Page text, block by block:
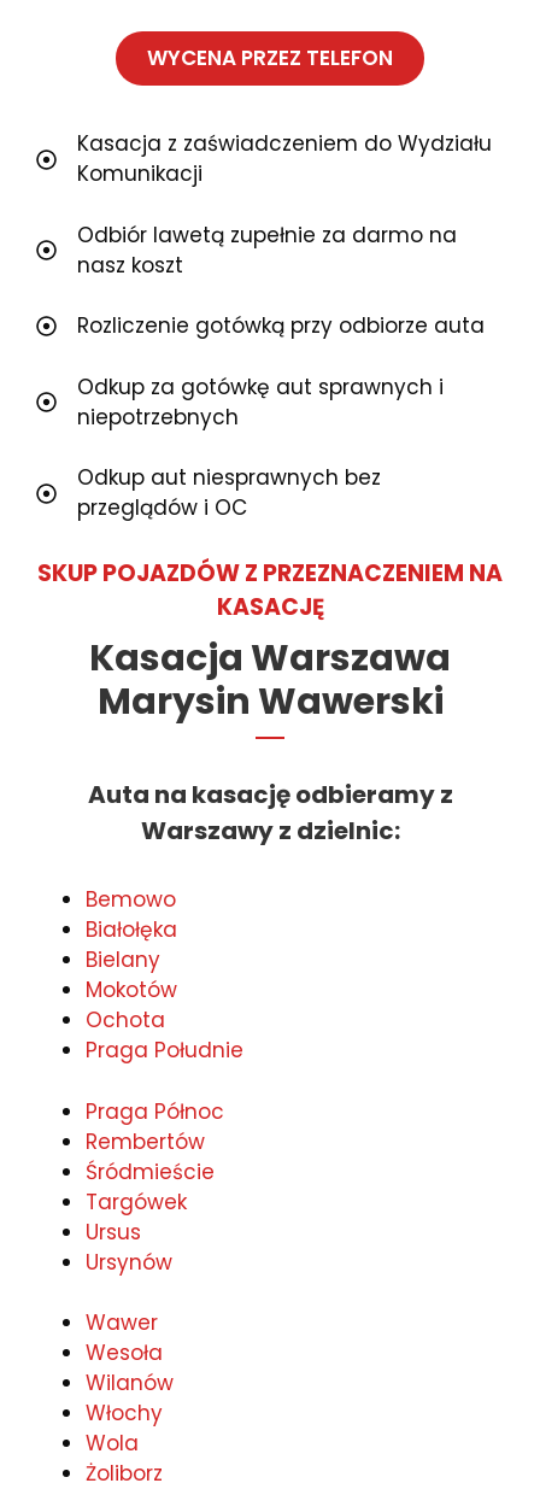
WYCENA PRZEZ TELEFON
Kasacja z zaświadczeniem do Wydziału
Komunikacji
Odbiór lawetą zupełnie za darmo na
nasz koszt
Rozliczenie gotówką przy odbiorze auta
Odkup za gotówkę aut sprawnych i
niepotrzebnych
Odkup aut niesprawnych bez
przeglądów i OC
SKUP POJAZDÓW Z PRZEZNACZENIEM NA
KASACJĘ
Kasacja Warszawa
Marysin Wawerski
Auta na kasację odbieramy z
Warszawy z dzielnic:
Bemowo
Białołęka
Bielany
Mokotów
Ochota
Praga Południe
Praga Północ
Rembertów
Śródmieście
Targówek
Ursus
Ursynów
Wawer
Wesoła
Wilanów
Włochy
Wola
Żoliborz